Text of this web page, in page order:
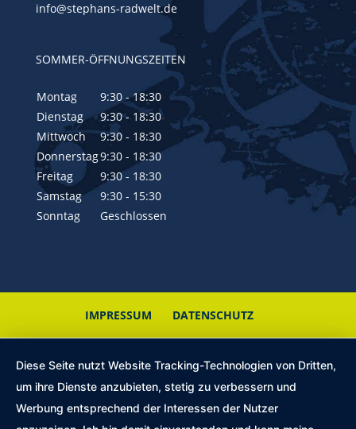
info@stephans-radwelt.de
SOMMER-ÖFFNUNGSZEITEN
Montag
9:30 - 18:30
Dienstag
9:30 - 18:30
Mittwoch
9:30 - 18:30
Donnerstag9:30 - 18:30
Freitag
9:30 - 18:30
Samstag
9:30 - 15:30
Sonntag
Geschlossen
IMPRESSUM DATENSCHUTZ
Diese Seite nutzt Website Tracking-Technologien von Dritten,
um ihre Dienste anzubieten, stetig zu verbessern und
Werbung entsprechend der Interessen der Nutzer